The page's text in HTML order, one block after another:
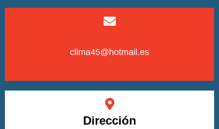
clima45@hotmail.es
Dirección